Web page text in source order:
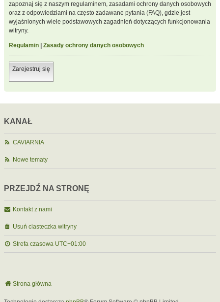
zapoznaj się z naszym regulaminem, zasadami ochrony danych osobowych
oraz z odpowiedziami na często zadawane pytania (FAQ), gdzie jest
wyjaśnionych wiele podstawowych zagadnień dotyczących funkcjonowania
witryny.
Regulamin Zasady ochrony danych osobowych
Zarejestruj się
KANAŁ
CAVIARNIA
Nowe tematy
PRZEJDŹ NA STRONĘ
Kontakt z nami
Usuń ciasteczka witryny
Strefa czasowa UTC+01:00
Strona główna